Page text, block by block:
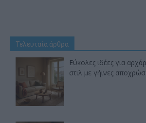
Τελευταία άρθρα
Εύκολες ιδέες για
στιλ με γήινες